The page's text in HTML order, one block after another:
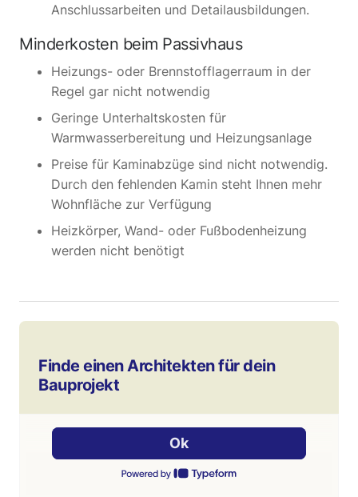
Anschlussarbeiten und Detailausbildungen.
Minderkosten beim Passivhaus
Heizungs- oder Brennstofflagerraum in der
Regel gar nicht notwendig
Geringe Unterhaltskosten für
Warmwasserbereitung und Heizungsanlage
Preise für Kaminabzüge sind nicht notwendig.
Durch den fehlenden Kamin steht Ihnen mehr
Wohnfläche zur Verfügung
Heizkörper, Wand- oder Fußbodenheizung
werden nicht benötigt
Finde einen Architekten für dein
Bauprojekt